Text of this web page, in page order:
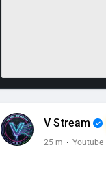
V Stream
25 m · Youtube